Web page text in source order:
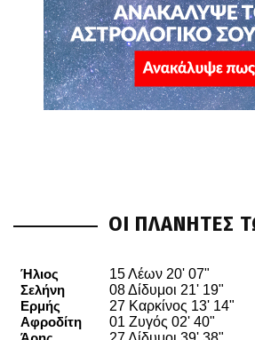
ΟΙ ΠΛΑΝΗΤΕΣ